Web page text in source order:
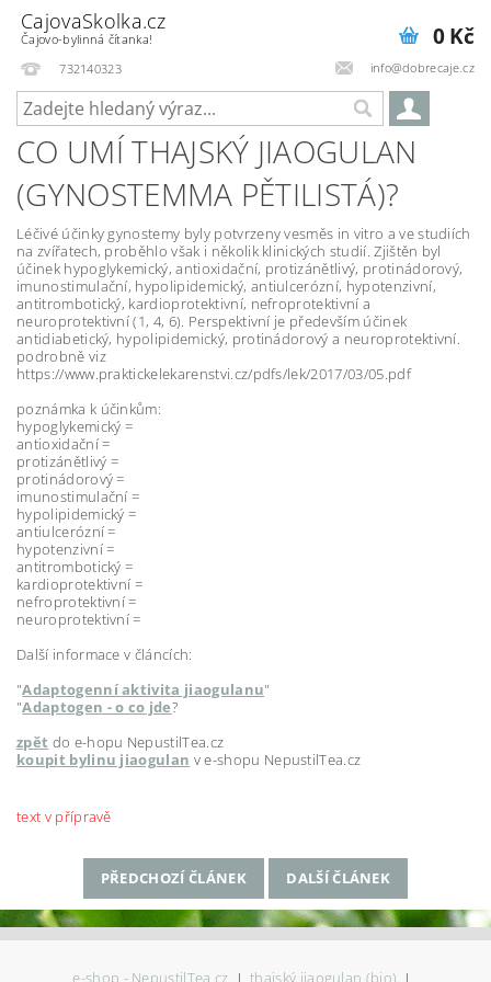
CajovaSkolka.cz
Čajovo-bylinná čítanka!
732140323
info@dobrecaje.cz
0 Kč
CO UMÍ THAJSKÝ JIAOGULAN
(GYNOSTEMMA PĚTILISTÁ)?
Léčivé účinky gynostemy byly potvrzeny vesměs in vitro a ve studiích
na zvířatech, proběhlo však i několik klinických studií. Zjištěn byl
účinek hypoglykemický, antioxidační, protizánětlivý, protinádorový,
imunostimulační, hypolipidemický, antiulcerózní, hypotenzivní,
antitrombotický, kardioprotektivní, nefroprotektivní a
neuroprotektivní (1, 4, 6). Perspektivní je především účinek
antidiabetický, hypolipidemický, protinádorový a neuroprotektivní.
podrobně viz
https://www.praktickelekarenstvi.cz/pdfs/lek/2017/03/05.pdf
poznámka k účinkům:
hypoglykemický =
antioxidační =
protizánětlivý =
protinádorový =
imunostimulační =
hypolipidemický =
antiulcerózní =
hypotenzivní =
antitrombotický =
kardioprotektivní =
nefroprotektivní =
neuroprotektivní =
Další informace v článcích:
"Adaptogenní aktivita jiaogulanu"
"Adaptogen - o co jde?
zpět do e-hopu NepustilTea.cz
koupit bylinu jiaogulan v e-shopu NepustilTea.cz
text v přípravě
PŘEDCHOZÍ ČLÁNEK DALŠÍ ČLÁNEK
e-shop - NepustilTea.cz thajský jiaogulan (bio)